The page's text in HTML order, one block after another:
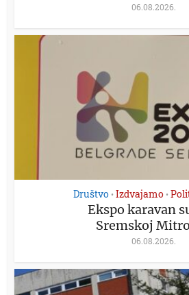
06.08.2026.
Društvo • Izdvajamo •
Ekspo karavan
Sremskoj
06.08.2026.